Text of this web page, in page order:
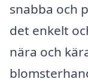
snabba och
det enkelt
nära och